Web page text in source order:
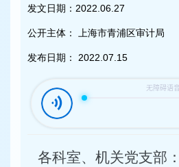
发文日期： 2022.06.27
公开主体： 上海市青浦区审计局
发布日期： 2022.07.15
各科室、机关党支部：